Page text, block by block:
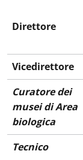
Direttore
Vicedirettore
Curatore dei
musei di Area
biologica
Tecnico